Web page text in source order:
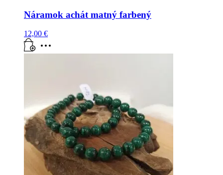
Náramok achát matný farbený
12,00 €